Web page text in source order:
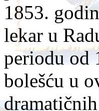
1853.
lekar u
periodu od
bolešću u